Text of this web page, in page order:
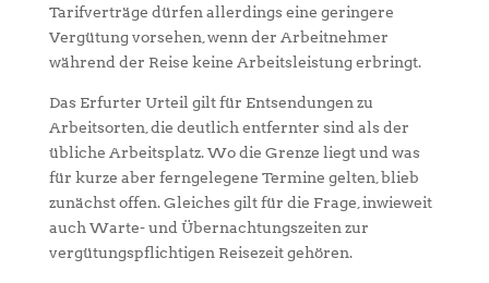
Tarifverträge dürfen allerdings eine geringere
Vergütung vorsehen, wenn der Arbeitnehmer
während der Reise keine Arbeitsleistung erbringt.
Das Erfurter Urteil gilt für Entsendungen zu
Arbeitsorten, die deutlich entfernter sind als der
übliche Arbeitsplatz. Wo die Grenze liegt und was
für kurze aber ferngelegene Termine gelten, blieb
zunächst offen. Gleiches gilt für die Frage, inwieweit
auch Warte- und Übernachtungszeiten zur
vergütungspflichtigen Reisezeit gehören.